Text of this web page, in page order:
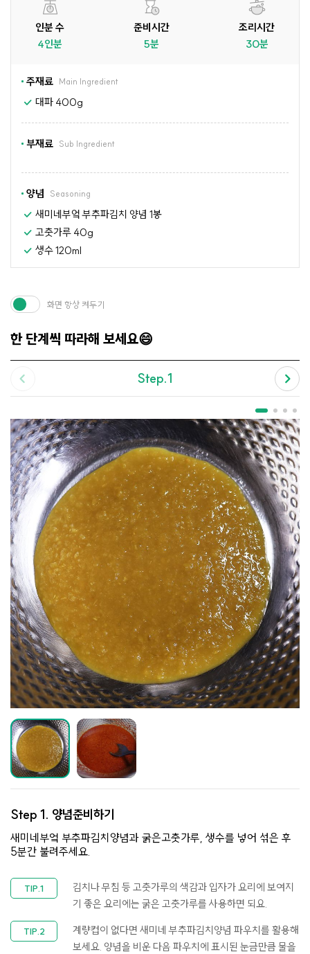
인분 수
4인분
준비시간
5분
조리시간
30분
주재료 Main Ingredient
대파 400g
부재료 Sub Ingredient
양념 Seasoning
새미네부엌 부추파김치 양념 1봉
고춧가루 40g
생수 120ml
한 단계씩 따라해 보세요😄
화면 항상 켜두기
Step.1
Step 1. 양념준비하기
새미네부엌 부추파김치양념과 굵은고춧가루, 생수를 넣어 섞은 후
5분간 불려주세요.
김치나 무침 등 고춧가루의 색감과 입자가 요리에 보여지
기 좋은 요리에는 굵은 고춧가루를 사용하면 되요.
계량컵이 없다면 새미네 부추파김치양념 파우치를 활용해
보세요. 양념을 비운 다음 파우치에 표시된 눈금만큼 물을